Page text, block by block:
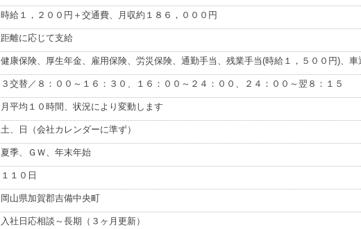
時給１，２００円＋交通費、月収約１８６，０００円
距離に応じて支給
健康保険、厚生年金、雇用保険、労災保険、通勤手当、残業手当(時給１，５００円)、
３交替／８：００～１６：３０、１６：００～２４：００、２４：００～翌８：１５
月平均１０時間、状況により変動します
土、日（会社カレンダーに準ず）
夏季、ＧＷ、年末年始
１１０日
岡山県加賀郡吉備中央町
入社日応相談～長期（３ヶ月更新）